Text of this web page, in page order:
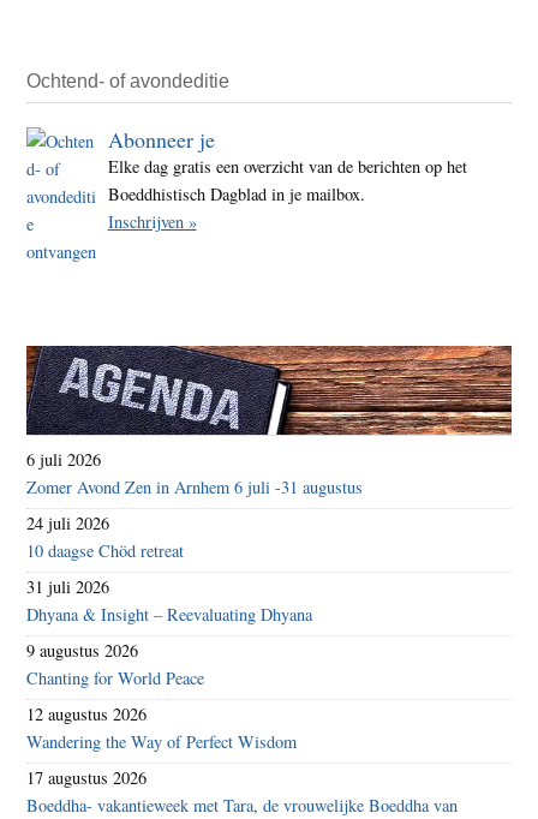
Ochtend- of avondeditie
Abonneer je
Elke dag gratis een overzicht van de berichten op het
Boeddhistisch Dagblad in je mailbox.
Inschrijven »
6 juli 2026
Zomer Avond Zen in Arnhem 6 juli -31 augustus
24 juli 2026
10 daagse Chöd retreat
31 juli 2026
Dhyana & Insight – Reevaluating Dhyana
9 augustus 2026
Chanting for World Peace
12 augustus 2026
Wandering the Way of Perfect Wisdom
17 augustus 2026
Boeddha- vakantieweek met Tara, de vrouwelijke Boeddha van